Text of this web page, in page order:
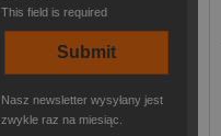
This field is required
Nasz newsletter wysyłany jest
zwykle raz na miesiąc.